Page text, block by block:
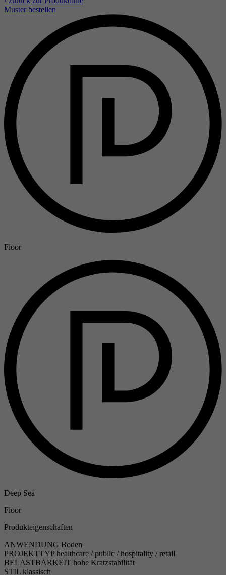
Muster bestellen
Floor
Deep Sea
Floor
Produkteigenschaften
ANWENDUNG Boden
PROJEKTTYP healthcare / public / hospitality / retail
BELASTBARKEIT hohe Kratzstabilität
STIL klassisch